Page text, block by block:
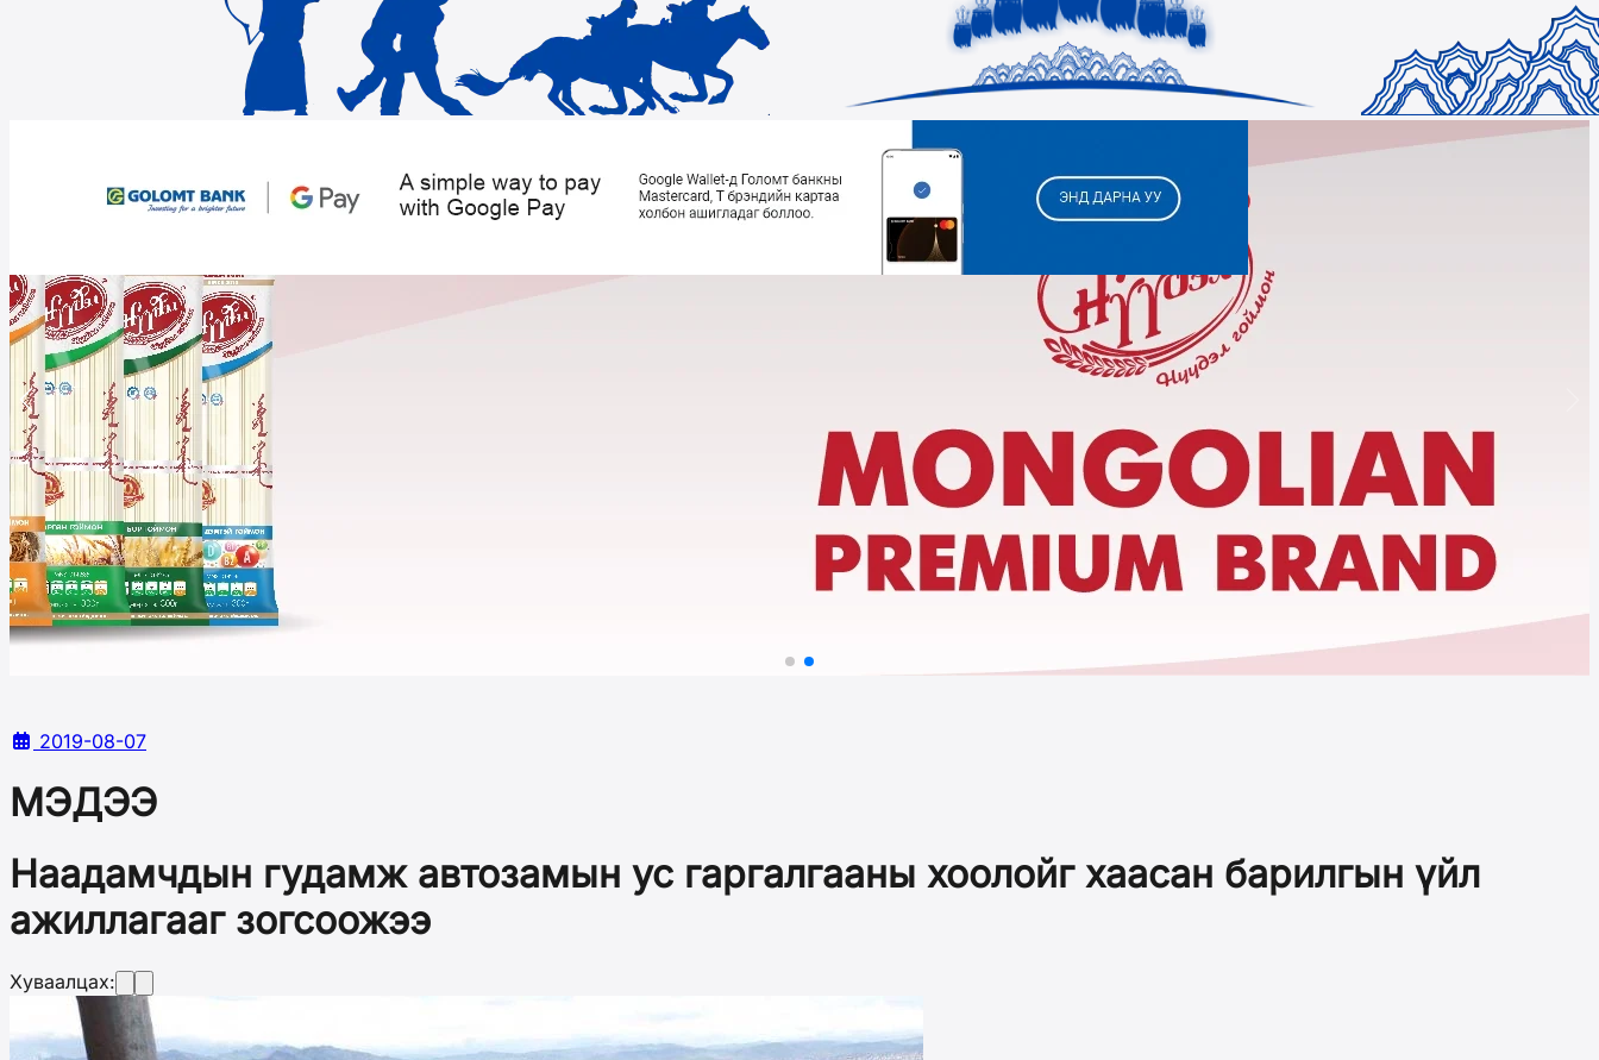
2019-08-07
МЭДЭЭ
Наадамчдын гудамж автозамын ус гаргалгааны хоолойг хаасан барилгын үйл
ажиллагааг зогсоожээ
Хуваалцах: